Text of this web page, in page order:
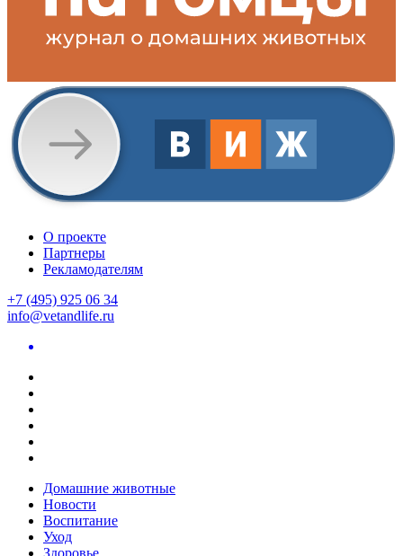
О проекте
Партнеры
Рекламодателям
+7 (495) 925 06 34
info@vetandlife.ru
Домашние животные
Новости
Воспитание
Уход
Здоровье